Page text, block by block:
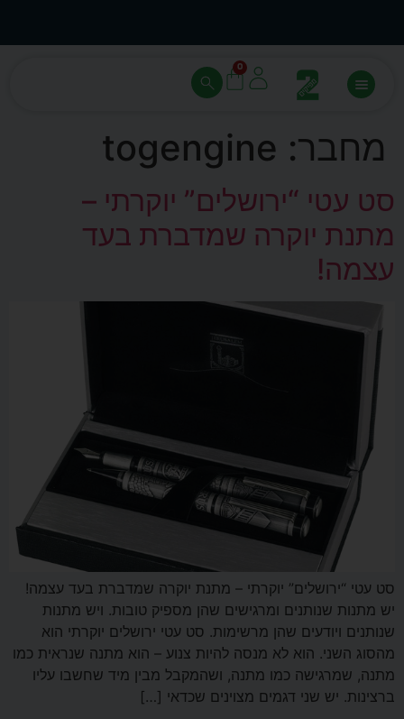
0
מחבר: togengine
סט עטי “ירושלים” יוקרתי –
מתנת יוקרה שמדברת בעד
עצמה!
סט עטי “ירושלים” יוקרתי – מתנת יוקרה שמדברת בעד עצמה!
יש מתנות שנותנים ומרגישים שהן מספיק טובות. ויש מתנות
שנותנים ויודעים שהן מרשימות. סט עטי ירושלים יוקרתי הוא
מהסוג השני. הוא לא מנסה להיות צנוע – הוא מתנה שנראית כמו
מתנה, שמרגישה כמו מתנה, ושהמקבל מבין מיד שחשבו עליו
ברצינות. יש שני דגמים מצוינים שכדאי […]